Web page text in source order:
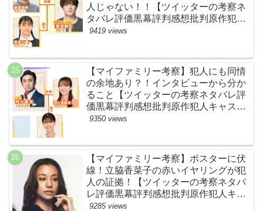
人じゃない！！【ツイッターの考察ネ
タバレ評価黒幕評判感想批判原作犯人
キャスト脚本あらすじ伏線まとめ】
9419 views
【マイファミリー考察】犯人にも同情
の余地あり？！インタビューから分か
ること【ツイッターの考察ネタバレ評
価黒幕評判感想批判原作犯人キャスト
脚本あらすじ伏線まとめ】
9350 views
【マイファミリー考察】ポスターに伏
線！立脇香菜子の赤いイヤリングが犯
人の証拠！【ツイッターの考察ネタバ
レ評価黒幕評判感想批判原作犯人キャ
スト脚本あらすじ伏線まとめ・高橋メ
9285 views